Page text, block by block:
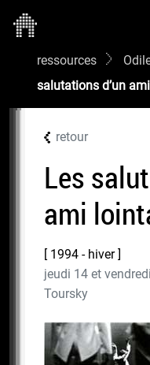
ressources
salutations d’un
retour
Les
ami
1994 - hiver
jeudi 14 et
Toursky